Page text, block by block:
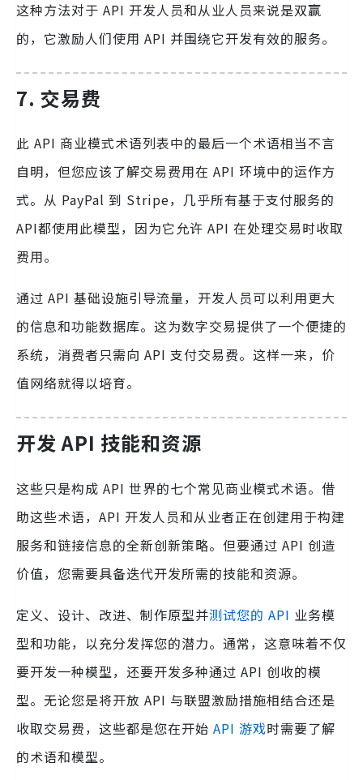
这种方法对于 API 开发人员和从业人员来说是双赢
的，它激励人们使用 API 并围绕它开发有效的服务。
7. 交易费
此 API 商业模式术语列表中的最后一个术语相当不言
自明，但您应该了解交易费用在 API 环境中的运作方
式。从 PayPal 到 Stripe，几乎所有基于支付服务的
API都使用此模型，因为它允许 API 在处理交易时收取
费用。
通过 API 基础设施引导流量，开发人员可以利用更大
的信息和功能数据库。这为数字交易提供了一个便捷的
系统，消费者只需向 API 支付交易费。这样一来，价
值网络就得以培育。
开发 API 技能和资源
这些只是构成 API 世界的七个常见商业模式术语。借
助这些术语，API 开发人员和从业者正在创建用于构建
服务和链接信息的全新创新策略。但要通过 API 创造
价值，您需要具备迭代开发所需的技能和资源。
定义、设计、改进、制作原型并测试您的 API 业务模
型和功能，以充分发挥您的潜力。通常，这意味着不仅
要开发一种模型，还要开发多种通过 API 创收的模
型。无论您是将开放 API 与联盟激励措施相结合还是
收取交易费，这些都是您在开始 API 游戏时需要了解
的术语和模型。